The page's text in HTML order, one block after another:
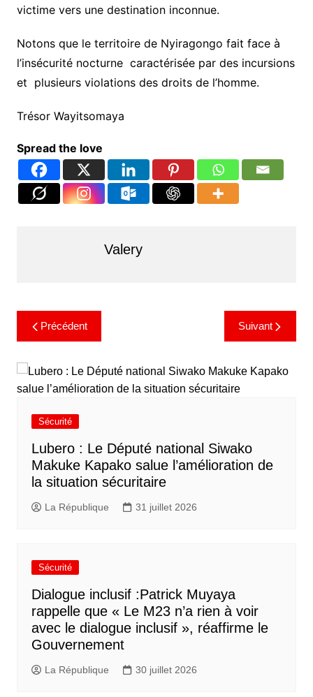
victime vers une destination inconnue.
Notons que le territoire de Nyiragongo fait face à
l’insécurité nocturne caractérisée par des incursions
et plusieurs violations des droits de l’homme.
Trésor Wayitsomaya
Spread the love
Valery
Précédent Suivant
Sécurité
Lubero : Le Député national Siwako
Makuke Kapako salue l’amélioration de
la situation sécuritaire
La République 31 juillet 2026
Sécurité
Dialogue inclusif :Patrick Muyaya
rappelle que « Le M23 n’a rien à voir
avec le dialogue inclusif », réaffirme le
Gouvernement
La République 30 juillet 2026